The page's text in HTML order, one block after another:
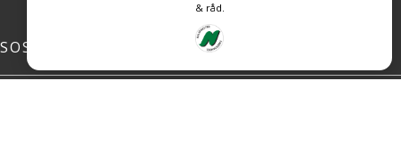
SOSIALE MEDIER
& råd.